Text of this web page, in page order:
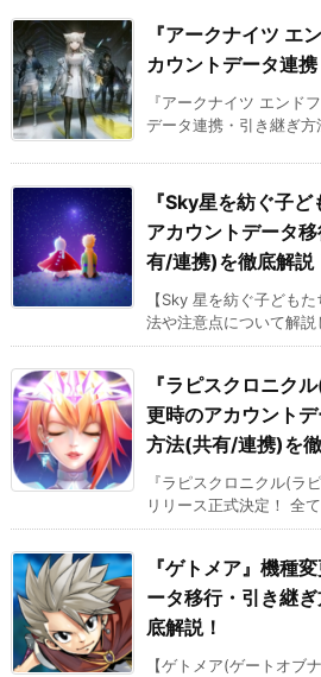
『アークナイツ エ
カウントデータ連
『アークナイツ エンド
データ連携・引き継ぎ
『Sky星を紡ぐ子
アカウントデータ
有/連携)を徹底解説
【Sky 星を紡ぐ子ども
法や注意点について解
『ラピスクロニク
更時のアカウント
方法(共有/連携)を徹
『ラピスクロニクル(ラ
リリース正式決定！ 全
『ゲトメア』機種
ータ移行・引き継
底解説！
【ゲトメア(ゲートオブ